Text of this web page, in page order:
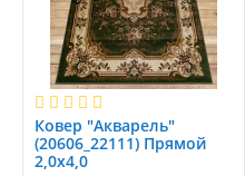
Ковер "Акварель"
(20606_22111) Прямой
2,0х4,0